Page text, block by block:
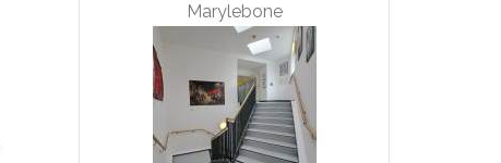
Marylebone